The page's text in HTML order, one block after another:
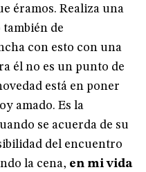
éramos. Realiza una
de
con esto con una
él no es un punto de
está en poner
amado. Es la
se acuerda de su
del encuentro
la cena, en mi vida